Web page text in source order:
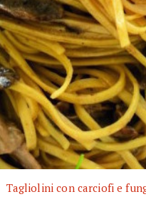
Tagliolini con carciofi e